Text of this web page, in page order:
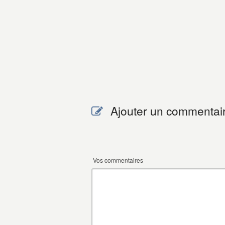
Ajouter un
Vos commentaires